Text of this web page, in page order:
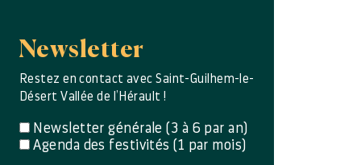
Newsletter
Restez en contact avec Saint-Guilhem-le-
Désert Vallée de l’Hérault !
Newsletter générale (3 à 6 par an)
Agenda des festivités (1 par mois)